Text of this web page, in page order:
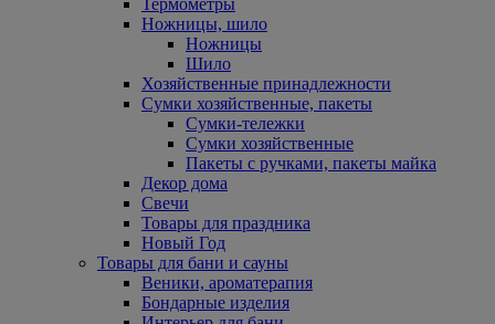
Термометры
Ножницы, шило
Ножницы
Шило
Хозяйственные принадлежности
Сумки хозяйственные, пакеты
Сумки-тележки
Сумки хозяйственные
Пакеты с ручками, пакеты майка
Декор дома
Свечи
Товары для праздника
Новый Год
Товары для бани и сауны
Веники, ароматерапия
Бондарные изделия